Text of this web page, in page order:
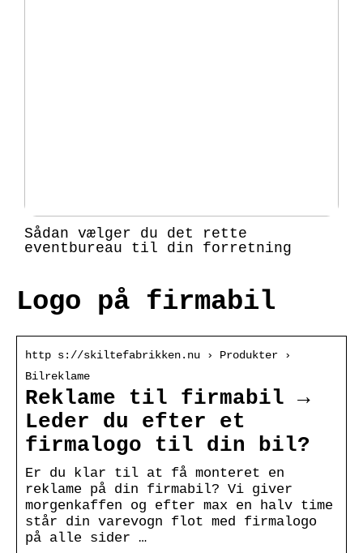
Sådan vælger du det rette
eventbureau til din forretning
Logo på firmabil
http s://skiltefabrikken.nu › Produkter ›
Bilreklame
Reklame til firmabil →
Leder du efter et
firmalogo til din bil?
Er du klar til at få monteret en
reklame på din firmabil? Vi giver
morgenkaffen og efter max en halv time
står din varevogn flot med firmalogo
på alle sider …